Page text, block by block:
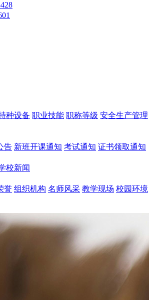
种设备 职业技能 职称等级 安全生产管理
告 新班开课通知 考试通知 证书领取通知
校新闻
誉 组织机构 名师风采 教学现场 校园环境